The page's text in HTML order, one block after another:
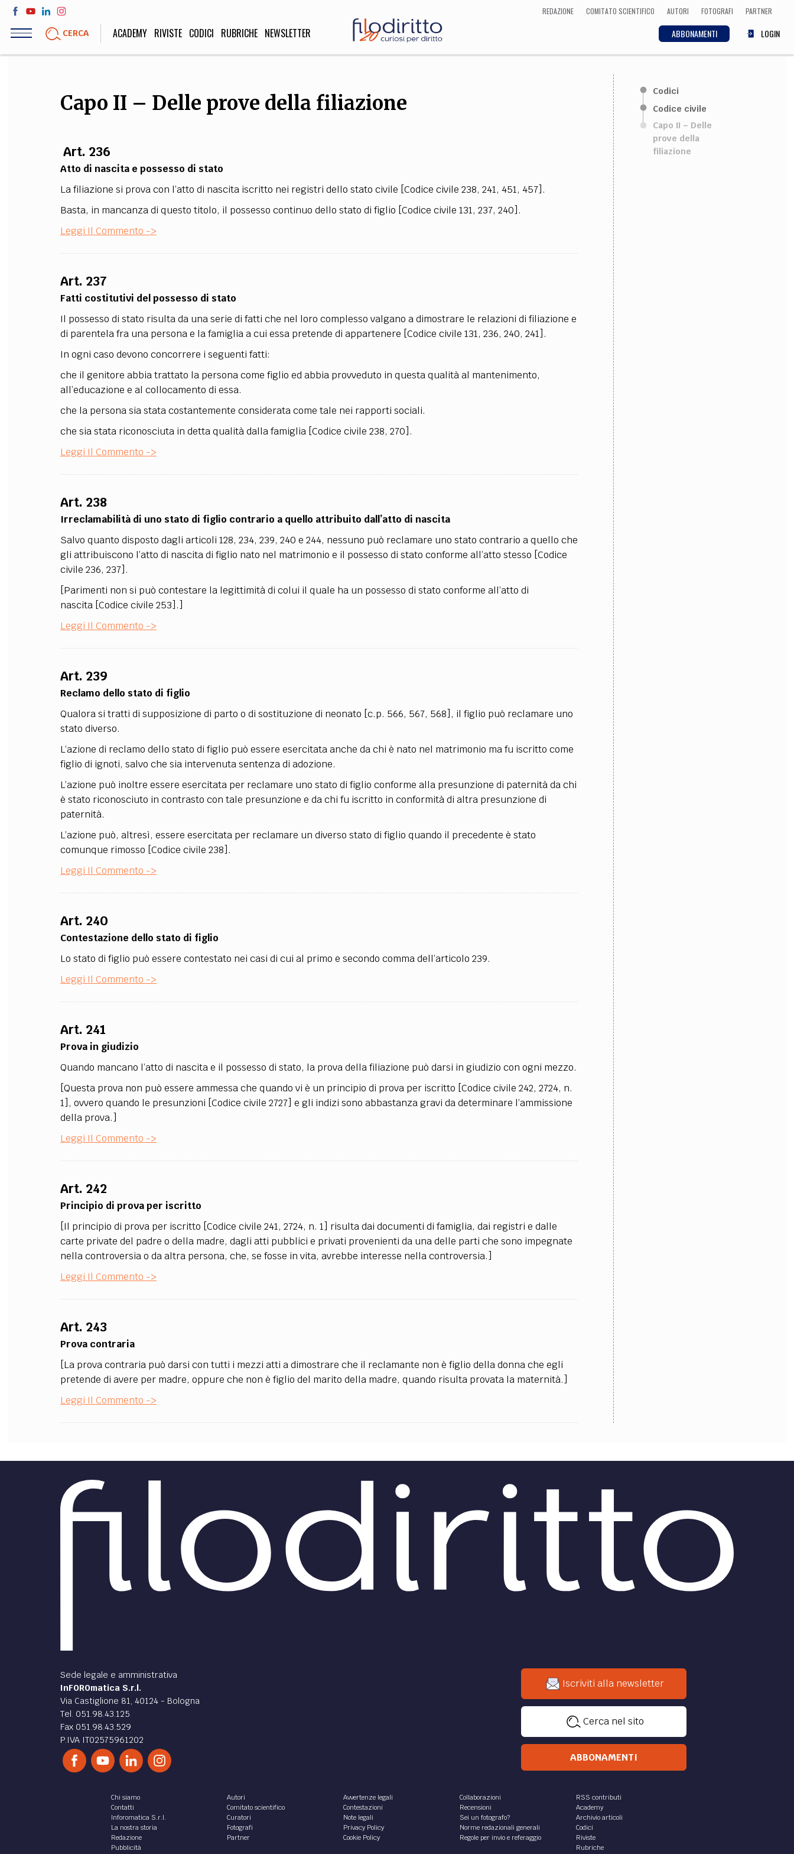
Salta
contenuto
REDAZIONE COMITATO SCIENTIFICO AUTORI FOTOGRAFI PARTNER
CERCA ABBONAMENTI LOGIN
ACADEMY RIVISTE CODICI RUBRICHE NEWSLETTER
LIFE STYLE
Sport, Cucina, Viaggi,
SOCIETÀ
Politica, Attualità,
DIRITTO
Matematica, Fisica,
Biologia, Cifrematica,
Medicina
STORIA E FILOSOFIA
Scienze storiche,
umanistiche, Religione
INNOVAZIONE
Scienze informatiche,
Architettura, Ingegneria
CULTURA
Arte, Cinema, Musica,
EXTRA
CODICI LIBRI PROCEEDINGS CONTATTI
SOCIAL MEDIA
Capo II – Delle prove della filiazione
Art. 236
Atto di nascita e possesso di stato
La filiazione si prova con l’atto di nascita iscritto nei registri dello stato civile [Codice civile 238, 241, 451, 457].
Basta, in mancanza di questo titolo, il possesso continuo dello stato di figlio [Codice civile 131, 237, 240].
Leggi Il Commento ->
Art. 237
Fatti costitutivi del possesso di stato
Il possesso di stato risulta da una serie di fatti che nel loro complesso valgano a dimostrare le relazioni di filiazione e
di parentela fra una persona e la famiglia a cui essa pretende di appartenere [Codice civile 131, 236, 240, 241].
In ogni caso devono concorrere i seguenti fatti:
che il genitore abbia trattato la persona come figlio ed abbia provveduto in questa qualità al mantenimento,
all’educazione e al collocamento di essa.
che la persona sia stata costantemente considerata come tale nei rapporti sociali.
che sia stata riconosciuta in detta qualità dalla famiglia [Codice civile 238, 270].
Leggi Il Commento ->
Art. 238
Irreclamabilità di uno stato di figlio contrario a quello attribuito dall’atto di nascita
Salvo quanto disposto dagli articoli 128, 234, 239, 240 e 244, nessuno può reclamare uno stato contrario a quello che
gli attribuiscono l’atto di nascita di figlio nato nel matrimonio e il possesso di stato conforme all’atto stesso [Codice
civile 236, 237].
[Parimenti non si può contestare la legittimità di colui il quale ha un possesso di stato conforme all’atto di
nascita [Codice civile 253].]
Leggi Il Commento ->
Art. 239
Reclamo dello stato di figlio
Qualora si tratti di supposizione di parto o di sostituzione di neonato [c.p. 566, 567, 568], il figlio può reclamare uno
stato diverso.
L’azione di reclamo dello stato di figlio può essere esercitata anche da chi è nato nel matrimonio ma fu iscritto come
figlio di ignoti, salvo che sia intervenuta sentenza di adozione.
L’azione può inoltre essere esercitata per reclamare uno stato di figlio conforme alla presunzione di paternità da chi
è stato riconosciuto in contrasto con tale presunzione e da chi fu iscritto in conformità di altra presunzione di
paternità.
L’azione può, altresì, essere esercitata per reclamare un diverso stato di figlio quando il precedente è stato
comunque rimosso [Codice civile 238].
Leggi Il Commento ->
Art. 240
Contestazione dello stato di figlio
Lo stato di figlio può essere contestato nei casi di cui al primo e secondo comma dell’articolo 239.
Leggi Il Commento ->
Art. 241
Prova in giudizio
Quando mancano l’atto di nascita e il possesso di stato, la prova della filiazione può darsi in giudizio con ogni mezzo.
[Questa prova non può essere ammessa che quando vi è un principio di prova per iscritto [Codice civile 242, 2724, n.
1], ovvero quando le presunzioni [Codice civile 2727] e gli indizi sono abbastanza gravi da determinare l’ammissione
della prova.]
Leggi Il Commento ->
Art. 242
Principio di prova per iscritto
[Il principio di prova per iscritto [Codice civile 241, 2724, n. 1] risulta dai documenti di famiglia, dai registri e dalle
carte private del padre o della madre, dagli atti pubblici e privati provenienti da una delle parti che sono impegnate
nella controversia o da altra persona, che, se fosse in vita, avrebbe interesse nella controversia.]
Leggi Il Commento ->
Art. 243
Prova contraria
[La prova contraria può darsi con tutti i mezzi atti a dimostrare che il reclamante non è figlio della donna che egli
pretende di avere per madre, oppure che non è figlio del marito della madre, quando risulta provata la maternità.]
Leggi Il Commento ->
Codici
Codice civile
Capo II – Delle
prove della
filiazione
Sede legale e amministrativa
InFOROmatica S.r.l.
Via Castiglione 81, 40124 - Bologna
Tel. 051.98.43.125
Fax 051.98.43.529
P.IVA IT02575961202
Iscriviti alla newsletter
Cerca nel sito
ABBONAMENTI
Chi siamo
Contatti
Inforomatica S.r.l.
La nostra storia
Redazione
Pubblicità
Autori
Comitato scientifico
Curatori
Fotografi
Partner
Avvertenze legali
Contestazioni
Note legali
Privacy Policy
Cookie Policy
Collaborazioni
Recensioni
Sei un fotografo?
Norme redazionali generali
Regole per invio e referaggio
RSS contributi
Academy
Archivio articoli
Codici
Riviste
Rubriche